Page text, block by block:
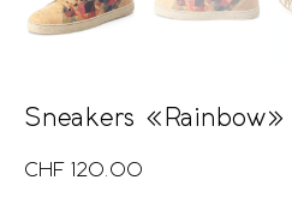
Sneakers «Rainbow»
CHF 120.00